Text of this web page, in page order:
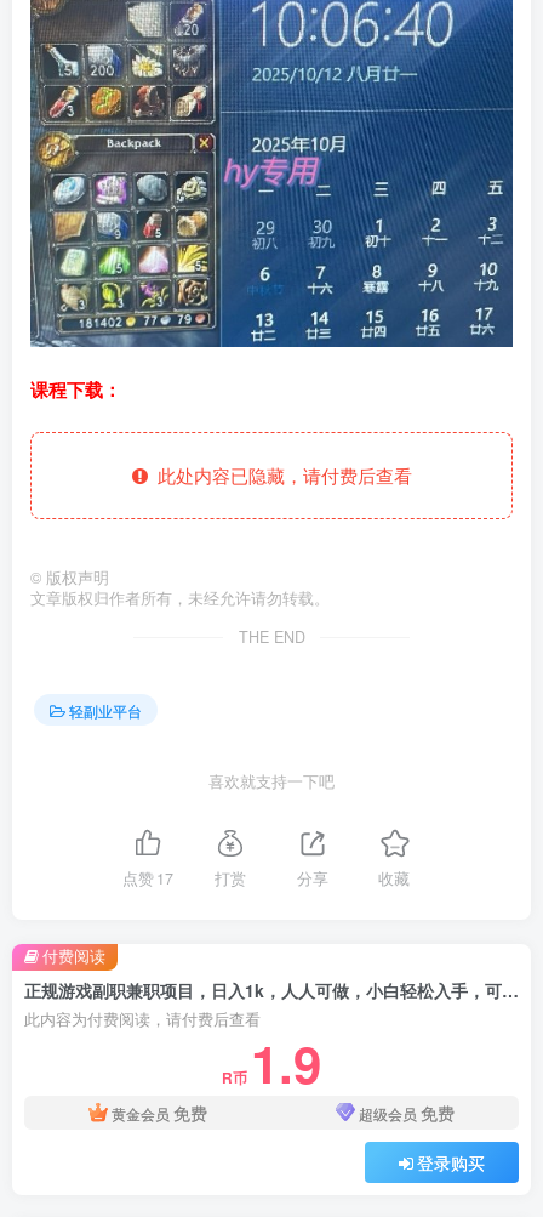
课程下载：
此处内容已隐藏，请付费后查看
© 版权声明
文章版权归作者所有，未经允许请勿转载。
THE END
轻副业平台
喜欢就支持一下吧
点赞17 打赏 分享 收藏
正规游戏副职兼职项目，日入1k，人人可做，小白轻松入手，可矩阵操作【揭秘】
此内容为付费阅读，请付费后查看
R币 1.9
黄金会员 免费 超级会员 免费
登录购买
付费阅读